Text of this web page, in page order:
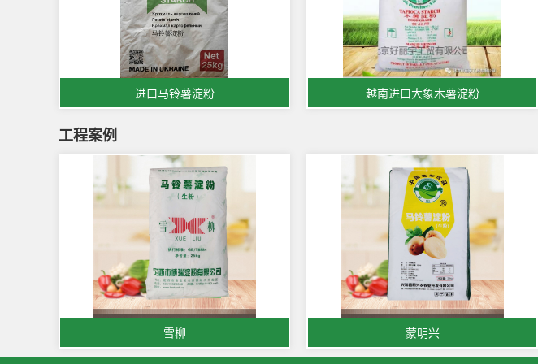
进口马铃薯淀粉 越南进口大象木薯淀粉
工程案例
雪柳 蒙明兴